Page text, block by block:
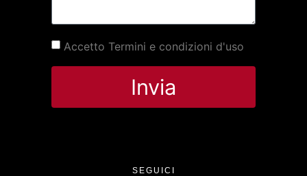
Accetto Termini e condizioni d'uso
Invia
SEGUICI